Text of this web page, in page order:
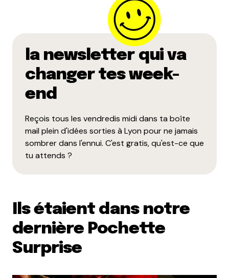
la newsletter qui va
changer tes week-
end
Reçois tous les vendredis midi dans ta boîte
mail plein d'idées sorties à Lyon pour ne jamais
sombrer dans l'ennui. C'est gratis, qu'est-ce que
tu attends ?
Ils étaient dans notre
dernière Pochette
Surprise